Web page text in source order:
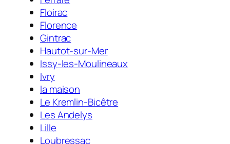
Floirac
Florence
Gintrac
Hautot-sur-Mer
Issy-les-Moulineaux
Ivry
la maison
Le Kremlin-Bicêtre
Les Andelys
Lille
Loubressac